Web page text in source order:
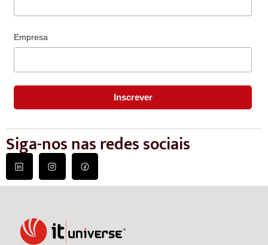
Empresa
Siga-nos nas redes sociais